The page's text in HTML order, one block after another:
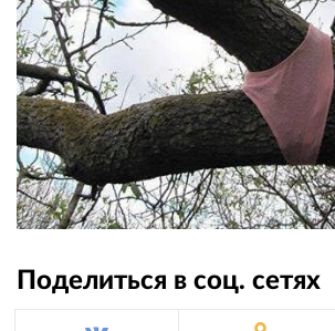
Поделиться в соц. сетях